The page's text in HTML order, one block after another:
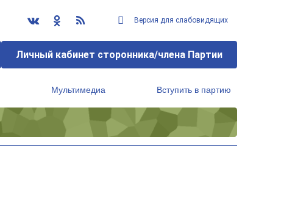
Версия для слабовидящих
Личный кабинет сторонника/члена Партии
Мультимедиа Вступить в партию